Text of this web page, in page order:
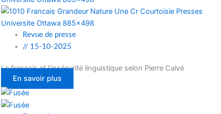
Revue de presse
// 15-10-2025
Le français et l’insécurité linguistique selon Pierre Calvé
En savoir plus